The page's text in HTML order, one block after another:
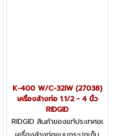
K-400 W/C-32IW (27038)
เครื่องล้างท่อ 1.1/2 - 4 นิ้ว
RIDGID
RIDGID สินค้าของแท้ประเทศอเ
มริกา K-400 W/C-32IW (27